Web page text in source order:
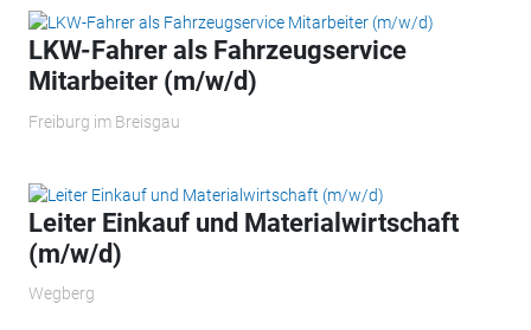
LKW-Fahrer als Fahrzeugservice
Mitarbeiter (m/w/d)
Freiburg im Breisgau
Leiter Einkauf und Materialwirtschaft
(m/w/d)
Wegberg